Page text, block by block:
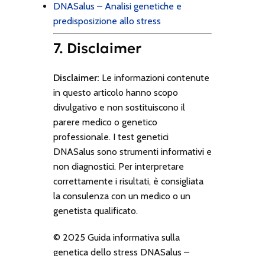
DNASalus – Analisi genetiche e
predisposizione allo stress
7. Disclaimer
Disclaimer: Le informazioni contenute
in questo articolo hanno scopo
divulgativo e non sostituiscono il
parere medico o genetico
professionale. I test genetici
DNASalus sono strumenti informativi e
non diagnostici. Per interpretare
correttamente i risultati, è consigliata
la consulenza con un medico o un
genetista qualificato.
© 2025 Guida informativa sulla
genetica dello stress DNASalus –